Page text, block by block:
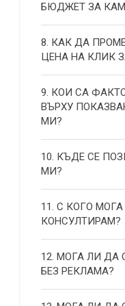
БЮДЖЕТ ЗА
8. КАК ДА
ЦЕНА НА КЛИК
9. КОИ СА
ВЪРХУ
МИ?
10. КЪДЕ СЕ
МИ?
11. С КОГО
КОНСУЛТИРАМ?
12. МОГА ЛИ
БЕЗ РЕКЛАМА?